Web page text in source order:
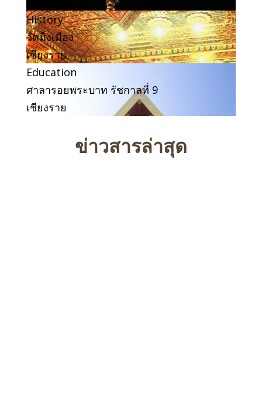
History
วัดมิ่งเมือง
เชียงราย
Education
ศาลารอยพระบาท รัชกาลที่ 9
เชียงราย
ข่าวสารล่าสุด